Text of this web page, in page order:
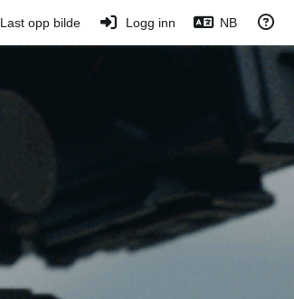
Last opp bilde Logg inn NB